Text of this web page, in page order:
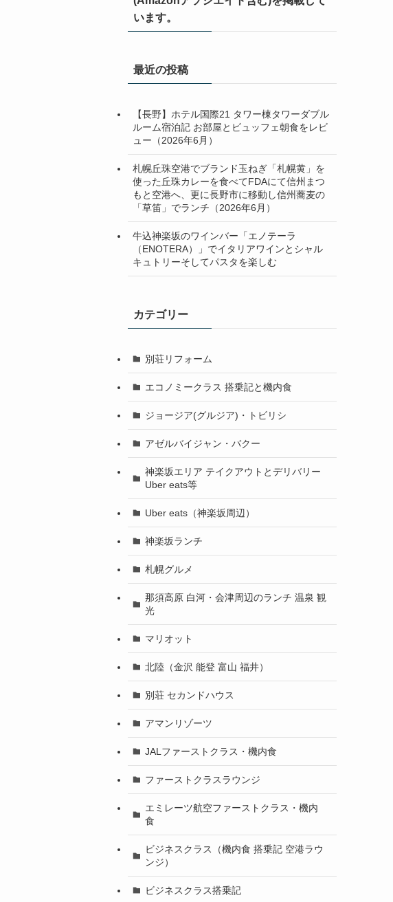
います。
最近の投稿
【長野】ホテル国際21 タワー棟タワーダブル
ルーム宿泊記 お部屋とビュッフェ朝食をレビ
ュー（2026年6月）
札幌丘珠空港でブランド玉ねぎ「札幌黄」を
使った丘珠カレーを食べてFDAにて信州まつ
もと空港へ、更に長野市に移動し信州蕎麦の
「草笛」でランチ（2026年6月）
牛込神楽坂のワインバー「エノテーラ
（ENOTERA）」でイタリアワインとシャル
キュトリーそしてパスタを楽しむ
カテゴリー
別荘リフォーム
エコノミークラス 搭乗記と機内食
ジョージア(グルジア)・トビリシ
アゼルバイジャン・バクー
神楽坂エリア テイクアウトとデリバリー
Uber eats等
Uber eats（神楽坂周辺）
神楽坂ランチ
札幌グルメ
那須高原 白河・会津周辺のランチ 温泉 観
光
マリオット
北陸（金沢 能登 富山 福井）
別荘 セカンドハウス
アマンリゾーツ
JALファーストクラス・機内食
ファーストクラスラウンジ
エミレーツ航空ファーストクラス・機内
食
ビジネスクラス（機内食 搭乗記 空港ラウ
ンジ）
ビジネスクラス搭乗記